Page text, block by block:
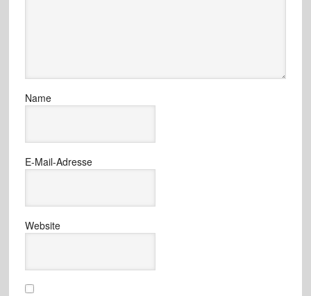
Name
E-Mail-Adresse
Website